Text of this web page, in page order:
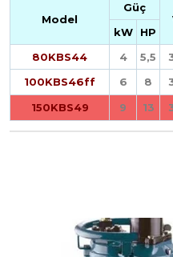
Model
Güç
kW
HP
80KBS44
4 5,5
100KBS46ff
6 8
150KBS49
9 13